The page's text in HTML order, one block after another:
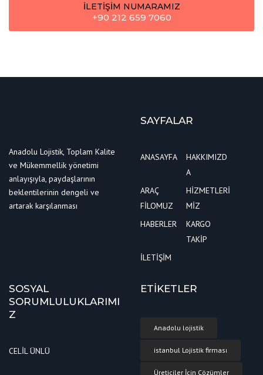
İLETİŞİM NUMARAMIZ
+90 212 659 7060
Anadolu Lojistik, Toplam Kalite
ve Mükemmellik yönetimi
anlayışıyla, paydaşlarının
beklentilerinin dengeli ve
artarak karşılanması
SAYFALAR
ANASAYFA
HAKKIMIZD
A
ARAÇ
FİLOMUZ
HİZMETLERİ
MİZ
HABERLER
KARGO
TAKİP
İLETİŞİM
SOSYAL
SORUMLULUKLARIMI
Z
CELİL ÜNLÜ
ETİKETLER
Anadolu lojistik
istanbul Lojistik firması
Üreticiler İçin Çözümler